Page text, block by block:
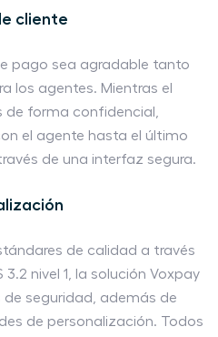
cliente
pago sea agradable tanto
los agentes. Mientras el
forma confidencial,
el agente hasta el último
de una interfaz segura.
de calidad a través
nivel 1, la solución Voxpay
seguridad, además de
de personalización. Todos